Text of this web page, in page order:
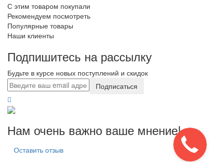
С этим товаром покупали
Рекомендуем посмотреть
Популярные товары
Наши клиенты
Подпишитесь на рассылку
Будьте в курсе новых поступлений и скидок
Подписаться
Нам очень важно ваше мнение!
Оставить отзыв